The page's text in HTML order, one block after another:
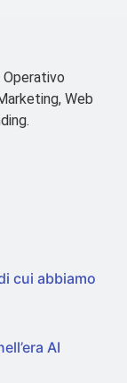
Web
cui abbiamo
AI